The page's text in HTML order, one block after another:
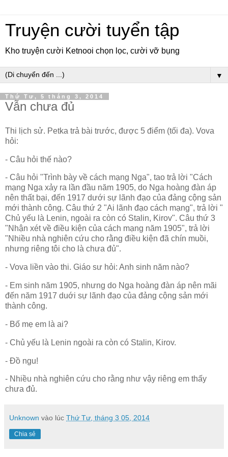
Truyện cười tuyển tập
Kho truyện cười Ketnooi chọn lọc, cười vỡ bụng
▼
Thứ Tư, 5 tháng 3, 2014
Vẫn chưa đủ
Thi lịch sử. Petka trả bài trước, được 5 điểm (tối đa). Vova
hỏi:
- Câu hỏi thế nào?
- Câu hỏi "Trình bày về cách mạng Nga", tao trả lời "Cách
mạng Nga xảy ra lần đầu năm 1905, do Nga hoàng đàn áp
nên thất bại, đến 1917 dưới sự lãnh đạo của đảng cộng sản
mới thành công. Câu thứ 2 "Ai lãnh đạo cách mạng", trả lời "
Chủ yếu là Lenin, ngoài ra còn có Stalin, Kirov". Câu thứ 3
"Nhận xét về điều kiện của cách mạng năm 1905", trả lời
"Nhiều nhà nghiên cứu cho rằng điều kiện đã chín muồi,
nhưng riêng tôi cho là chưa đủ".
- Vova liền vào thi. Giáo sư hỏi: Anh sinh năm nào?
- Em sinh năm 1905, nhưng do Nga hoàng đàn áp nên mãi
đến năm 1917 duới sự lãnh đạo của đảng cộng sản mới
thành công.
- Bố mẹ em là ai?
- Chủ yếu là Lenin ngoài ra còn có Stalin, Kirov.
- Đồ ngu!
- Nhiều nhà nghiên cứu cho rằng như vậy riêng em thấy
chưa đủ.
Unknown vào lúc Thứ Tư, tháng 3 05, 2014
Chia sẻ